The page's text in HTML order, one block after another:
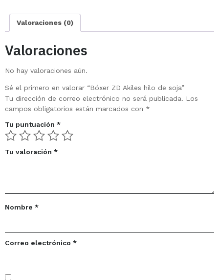
Valoraciones (0)
Valoraciones
No hay valoraciones aún.
Sé el primero en valorar “Bóxer ZD Akiles hilo de soja”
Tu dirección de correo electrónico no será publicada. Los
campos obligatorios están marcados con *
Tu puntuación *
Tu valoración *
Nombre *
Correo electrónico *